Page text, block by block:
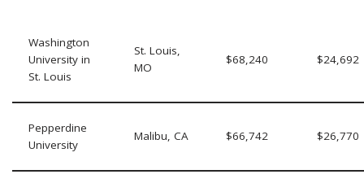
Washington
University in
St. Louis
St. Louis,
MO
$68,240 $24,692
Pepperdine
University
Malibu, CA $66,742 $26,770